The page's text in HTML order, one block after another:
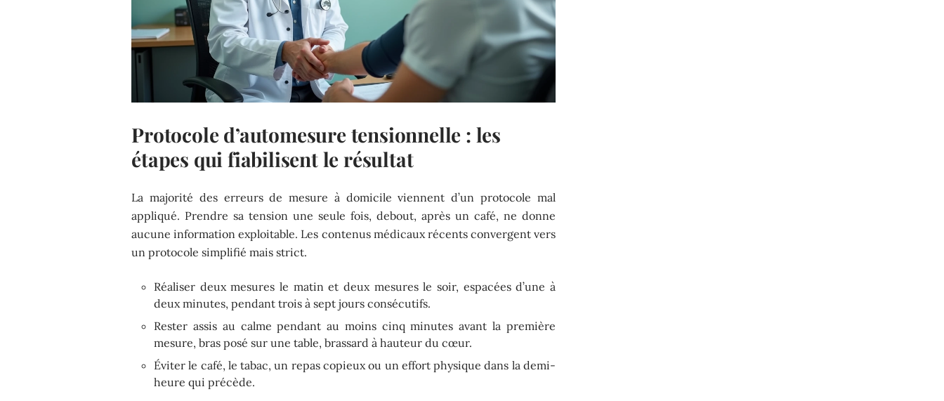
Protocole d’automesure tensionnelle : les
étapes qui fiabilisent le résultat
La majorité des erreurs de mesure à domicile viennent d’un protocole mal
appliqué. Prendre sa tension une seule fois, debout, après un café, ne donne
aucune information exploitable. Les contenus médicaux récents convergent vers
un protocole simplifié mais strict.
Réaliser deux mesures le matin et deux mesures le soir, espacées d’une à
deux minutes, pendant trois à sept jours consécutifs.
Rester assis au calme pendant au moins cinq minutes avant la première
mesure, bras posé sur une table, brassard à hauteur du cœur.
Éviter le café, le tabac, un repas copieux ou un effort physique dans la demi-
heure qui précède.